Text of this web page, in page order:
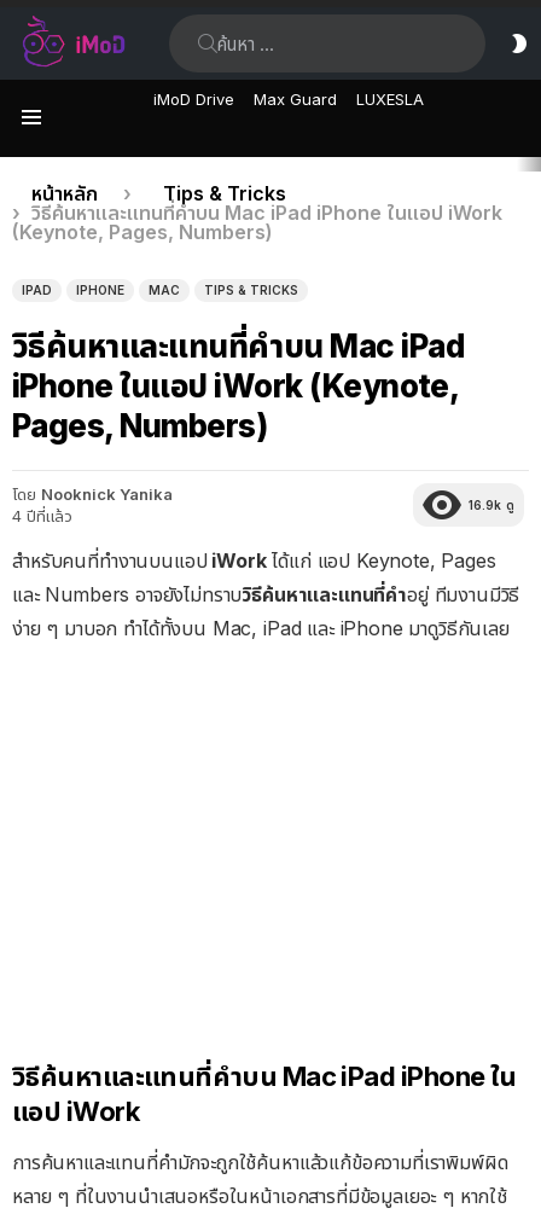
iMoD Drive Max Guard LUXESLA
เรื่อง
ล่าสุด
คุณอยู่ที่นี่:
หน้าหลัก
Tips & Tricks
วิธีค้นหาและแทนที่คำบน Mac iPad iPhone ในแอป iWork
(Keynote, Pages, Numbers)
IPAD IPHONE MAC TIPS & TRICKS
วิธีค้นหาและแทนที่คำบน Mac iPad
iPhone ในแอป iWork (Keynote,
Pages, Numbers)
โดย Nooknick Yanika
4 ปีที่แล้ว
16.9k ดู
สำหรับคนที่ทำงานบนแอป iWorkได้แก่ แอป Keynote, Pages
และ Numbers อาจยังไม่ทราบวิธีค้นหาและแทนที่คำอยู่ ทีมงานมีวิธี
ง่าย ๆ มาบอก ทำได้ทั้งบน Mac, iPad และ iPhone มาดูวิธีกันเลย
วิธีค้นหาและแทนที่คำบน Mac iPad iPhone ใน
แอป iWork
การค้นหาและแทนที่คำมักจะถูกใช้ค้นหาแล้วแก้ข้อความที่เราพิมพ์ผิด
หลาย ๆ ที่ในงานนำเสนอหรือในหน้าเอกสารที่มีข้อมูลเยอะ ๆ หากใช้